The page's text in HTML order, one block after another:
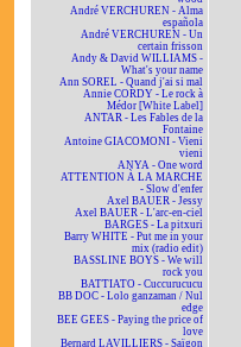
André VERCHUREN - Alma
española
André VERCHUREN - Un
certain frisson
Andy & David WILLIAMS -
What's your name
Ann SOREL - Quand j'ai si mal
Annie CORDY - Le rock à
Médor [White Label]
ANTAR - Les Fables de la
Fontaine
Antoine GIACOMONI - Vieni
vieni
ANYA - One word
ATTENTION À LA MARCHE
- Slow d'enfer
Axel BAUER - Jessy
Axel BAUER - L'arc-en-ciel
BARGES - La pitxuri
Barry WHITE - Put me in your
mix (radio edit)
BASSLINE BOYS - We will
rock you
BATTIATO - Cuccurucucu
BB DOC - Lolo ganzaman / Nul
edge
BEE GEES - Paying the price of
love
Bernard LAVILLIERS - Saïgon